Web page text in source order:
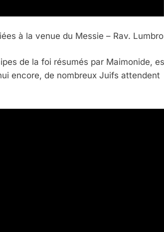
à la venue du Messie – Rav.
de la foi résumés par Maimonide,
encore, de nombreux Juifs
FRANCE ISRAÉL
FIÈRE, DIGNE ET RÉSILIENTE :